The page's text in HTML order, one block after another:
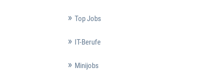
Top Jobs
IT-Berufe
Minijobs